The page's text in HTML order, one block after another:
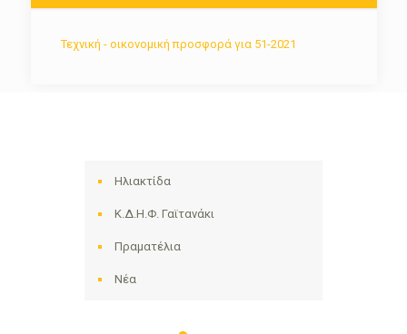
Τεχνική - οικονομική προσφορά για 51-2021
Ηλιακτίδα
Κ.Δ.Η.Φ. Γαϊτανάκι
Πραματέλια
Νέα